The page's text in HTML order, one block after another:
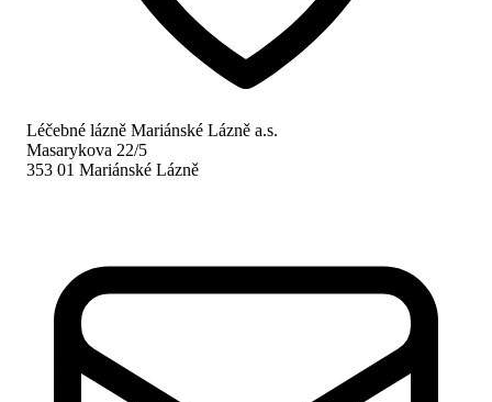
Léčebné lázně Mariánské Lázně a.s.
Masarykova 22/5
353 01 Mariánské Lázně